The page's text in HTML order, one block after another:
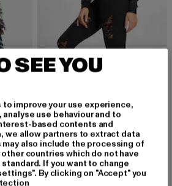
URBAN CLASSICS
Laces Inset
23,09 EUR
Derzeitiger Preis: 23,09 EUR
29,99 EURAktionspreis:
SEE YOU
improve your use experience,
use behaviour and to
based contents and
we allow partners to extract data
also include the processing of
countries which do not have
If you want to change
By clicking on "Accept" you